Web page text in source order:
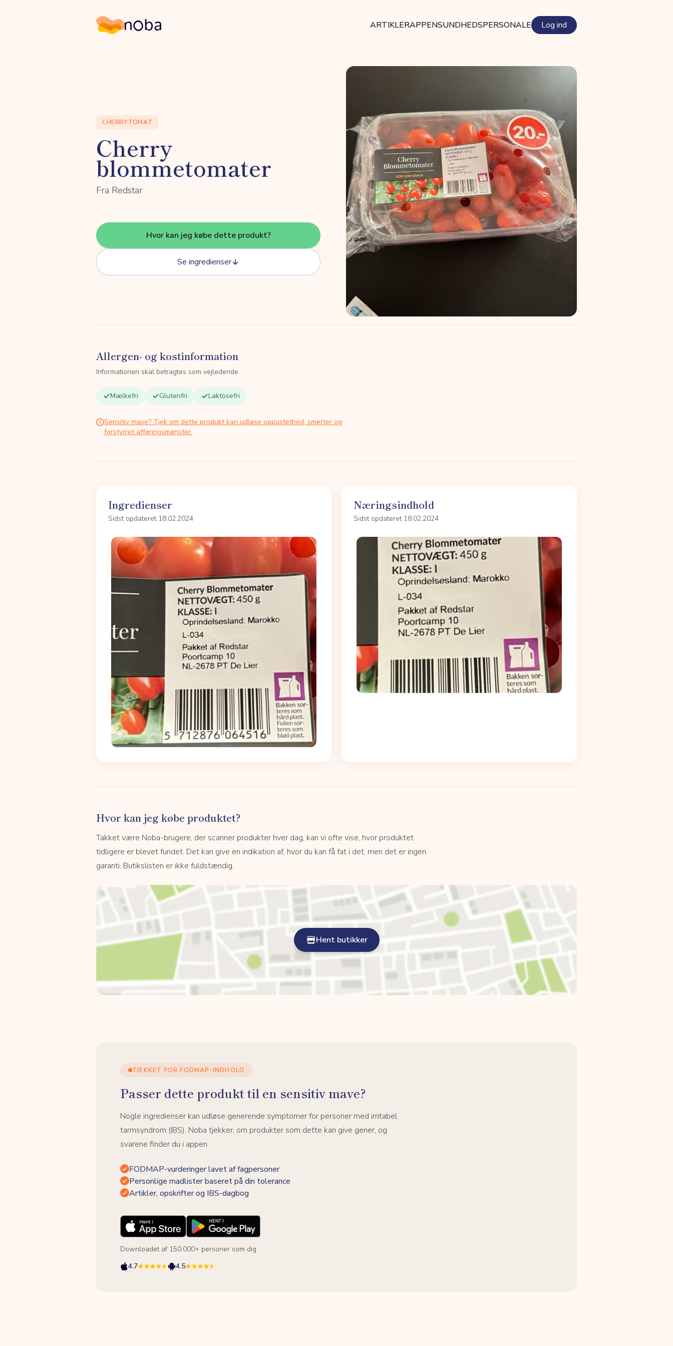
Noba ARTIKLERAPPENSUNDHEDSPERSONALE Log ind
CHERRY.TOMAT
Cherry
blommetomater
Fra Redstar
Hvor kan jeg købe dette produkt?
Se ingredienser
Allergen- og kostinformation
Informationen skal betragtes som vejledende.
Mælkefri Glutenfri Laktosefri
Sensitiv mave? Tjek om dette produkt kan udløse oppustethed, smerter og
forstyrret afføringsmønster.
Ingredienser
Sidst opdateret 18.02.2024
Næringsindhold
Sidst opdateret 18.02.2024
Hvor kan jeg købe produktet?
Takket være Noba-brugere, der scanner produkter hver dag, kan vi ofte vise, hvor produktet
tidligere er blevet fundet. Det kan give en indikation af, hvor du kan få fat i det, men det er ingen
garanti. Butikslisten er ikke fuldstændig.
Hent butikker
TJEKKET FOR FODMAP-INDHOLD
Passer dette produkt til en sensitiv mave?
Nogle ingredienser kan udløse generende symptomer for personer med irritabel
tarmsyndrom (IBS). Noba tjekker, om produkter som dette kan give gener, og
svarene finder du i appen.
FODMAP-vurderinger lavet af fagpersoner
Personlige madlister baseret på din tolerance
Artikler, opskrifter og IBS-dagbog
Downloadet af 150.000+ personer som dig
4.7
4.5